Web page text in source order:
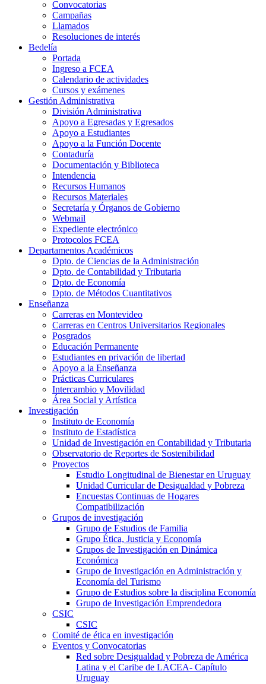
Convocatorias
Campañas
Llamados
Resoluciones de interés
Bedelía
Portada
Ingreso a FCEA
Calendario de actividades
Cursos y exámenes
Gestión Administrativa
División Administrativa
Apoyo a Egresadas y Egresados
Apoyo a Estudiantes
Apoyo a la Función Docente
Contaduría
Documentación y Biblioteca
Intendencia
Recursos Humanos
Recursos Materiales
Secretaría y Órganos de Gobierno
Webmail
Expediente electrónico
Protocolos FCEA
Departamentos Académicos
Dpto. de Ciencias de la Administración
Dpto. de Contabilidad y Tributaria
Dpto. de Economía
Dpto. de Métodos Cuantitativos
Enseñanza
Carreras en Montevideo
Carreras en Centros Universitarios Regionales
Posgrados
Educación Permanente
Estudiantes en privación de libertad
Apoyo a la Enseñanza
Prácticas Curriculares
Intercambio y Movilidad
Área Social y Artística
Investigación
Instituto de Economía
Instituto de Estadística
Unidad de Investigación en Contabilidad y Tributaria
Observatorio de Reportes de Sostenibilidad
Proyectos
Estudio Longitudinal de Bienestar en Uruguay
Unidad Curricular de Desigualdad y Pobreza
Encuestas Continuas de Hogares
Compatibilización
Grupos de investigación
Grupo de Estudios de Familia
Grupo Ética, Justicia y Economía
Grupos de Investigación en Dinámica
Económica
Grupo de Investigación en Administración y
Economía del Turismo
Grupo de Estudios sobre la disciplina Economía
Grupo de Investigación Emprendedora
CSIC
CSIC
Comité de ética en investigación
Eventos y Convocatorias
Red sobre Desigualdad y Pobreza de América
Latina y el Caribe de LACEA- Capítulo
Uruguay